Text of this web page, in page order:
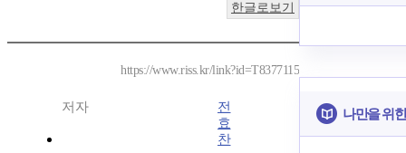
한글로보기
https://www.riss.kr/link?id=T8377115
저자
전
효
찬
나만을 위